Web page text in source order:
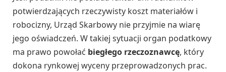
potwierdzających rzeczywisty koszt materiałów i
robocizny, Urząd Skarbowy nie przyjmie na wiarę
jego oświadczeń. W takiej sytuacji organ podatkowy
ma prawo powołać biegłego rzeczoznawcę, który
dokona rynkowej wyceny przeprowadzonych prac.